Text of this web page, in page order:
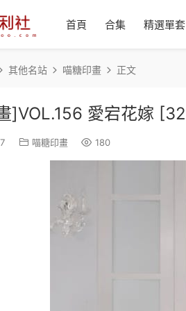
首頁 合集 精選單套
其他名站 喵糖印畫 正文
]VOL.156 愛宕花嫁
喵糖印畫 180